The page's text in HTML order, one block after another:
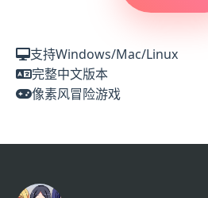
支持Windows/Mac/Linux
完整中文版本
像素风冒险游戏